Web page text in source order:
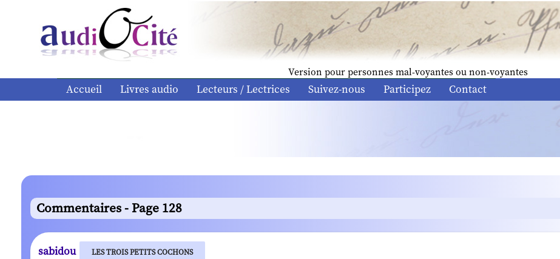
Version pour personnes mal-voyantes ou non-voyantes
Accueil Livres audio Lecteurs / Lectrices Suivez-nous Participez Contact
Commentaires - Page 128
sabidou LES TROIS PETITS COCHONS